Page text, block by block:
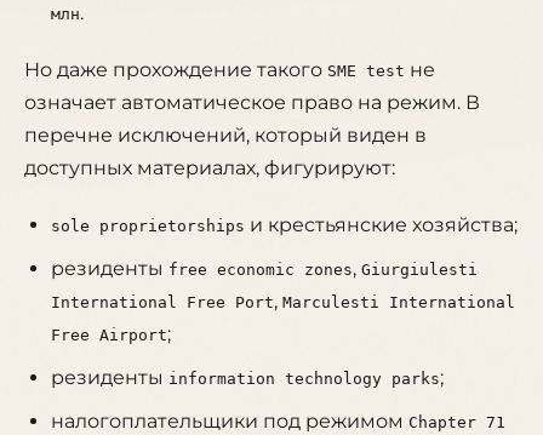
млн.
Но даже прохождение такого SME test не
означает автоматическое право на режим. В
перечне исключений, который виден в
доступных материалах, фигурируют:
sole proprietorships и крестьянские хозяйства;
резиденты free economic zones, Giurgiulesti
International Free Port, Marculesti International
Free Airport;
резиденты information technology parks;
налогоплательщики под режимом Chapter 71